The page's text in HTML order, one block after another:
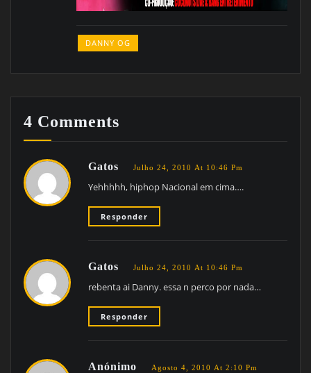
DANNY OG
4 Comments
Gatos Julho 24, 2010 At 10:46 Pm
Yehhhhh, hiphop Nacional em cima….
Responder
Gatos Julho 24, 2010 At 10:46 Pm
rebenta ai Danny. essa n perco por nada…
Responder
Anónimo Agosto 4, 2010 At 2:10 Pm